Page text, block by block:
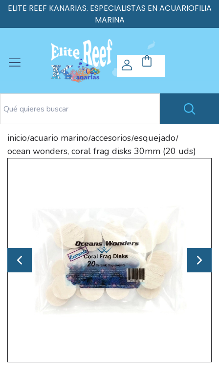
ELITE REEF KANARIAS. ESPECIALISTAS EN ACUARIOFILIA
MARINA
inicio/acuario marino/accesorios/esquejado/
ocean wonders, coral frag disks 30mm (20 uds)